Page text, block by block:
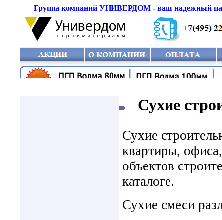
Группа компаний УНИВЕРДОМ - ваш надежный
Сухие
Сухие
квартиры,
объектов
каталоге.
Сухие смеси